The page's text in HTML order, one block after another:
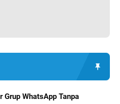
Grup WhatsApp Tanpa